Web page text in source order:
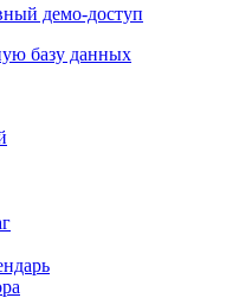
демо-доступ
базу данных